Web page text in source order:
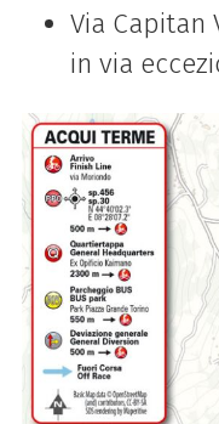
Via
in via